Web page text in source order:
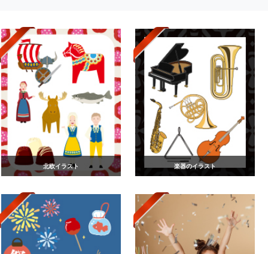
北欧イラスト 楽器のイラスト